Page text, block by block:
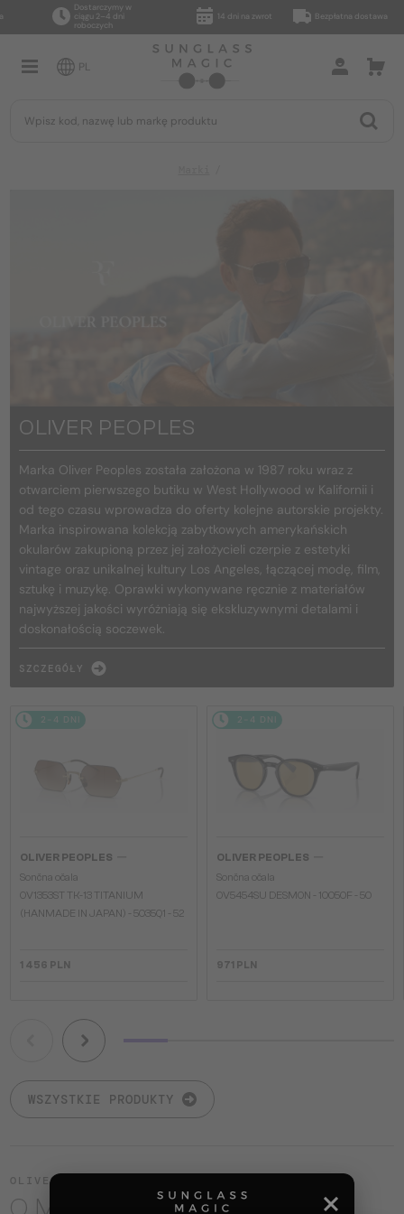
Dostarczymy w
ciągu 2–4 dni
roboczych
14 dni na zwrot Bezpłatna dostawa
PL
OLIVER PEOPLES
Marka Oliver Peoples została założona w 1987 roku wraz z
otwarciem pierwszego butiku w West Hollywood w Kalifornii i
od tego czasu wprowadza do oferty kolejne autorskie projekty.
Marka inspirowana kolekcją zabytkowych amerykańskich
okularów zakupioną przez jej założycieli czerpie z estetyki
vintage oraz unikalnej kultury Los Angeles, łączącej modę, film,
sztukę i muzykę. Oprawki wykonywane ręcznie z materiałów
najwyższej jakości wyróżniają się ekskluzywnymi detalami i
doskonałością soczewek.
SZCZEGÓŁY
2-4 DNI
OLIVER PEOPLES
Sončna očala
OV1353ST TK-13 TITANIUM
(HANMADE IN JAPAN) - 5035Q1 - 52
1 456 PLN
2-4 DNI
OLIVER PEOPLES
Sončna očala
OV5454SU DESMON - 10050F - 50
971 PLN
WSZYSTKIE PRODUKTY
OLIVER PEOPLES